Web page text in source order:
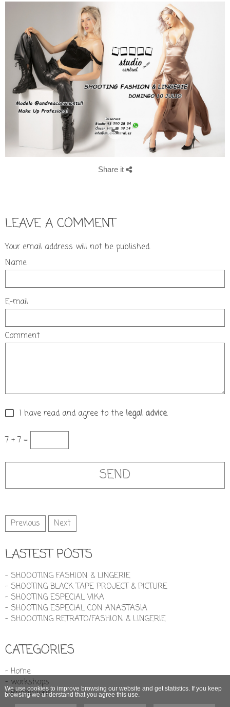
Share it
LEAVE A COMMENT
Your email address will not be published.
Name
E-mail
Comment
I have read and agree to the legal advice.
7 + 7 =
Previous Next
LASTEST POSTS
- SHOOOTING FASHION & LINGERIE
- SHOOTING BLACK TAPE PROJECT & PICTURE
- SHOOTING ESPECIAL VIKA
- SHOOTING ESPECIAL CON ANASTASIA
- SHOOOTING RETRATO/FASHION & LINGERIE
CATEGORIES
- Home
- workshops
- Promotions
We use cookies to improve browsing our website and get statistics. If you keep
browsing we understand that you agree this use.